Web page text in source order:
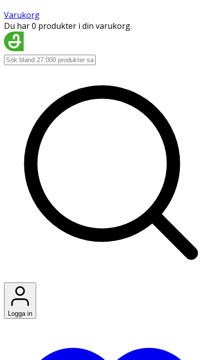
Varukorg
Du har 0 produkter i din varukorg.
Logga in